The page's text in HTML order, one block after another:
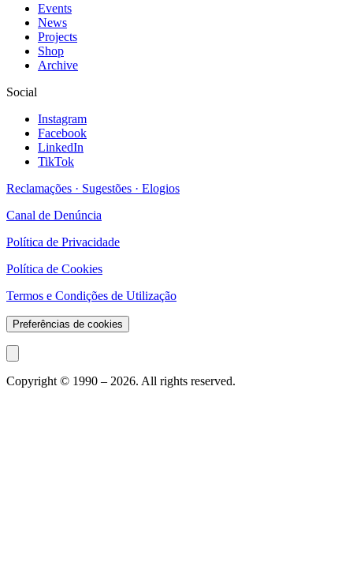
Events
News
Projects
Shop
Archive
Social
Instagram
Facebook
LinkedIn
TikTok
Reclamações · Sugestões · Elogios
Canal de Denúncia
Política de Privacidade
Política de Cookies
Termos e Condições de Utilização
Preferências de cookies
Copyright © 1990 – 2026. All rights reserved.